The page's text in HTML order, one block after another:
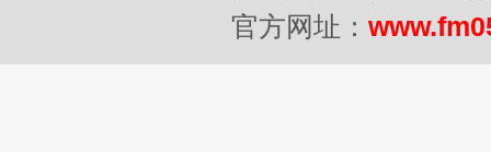
官方网址：